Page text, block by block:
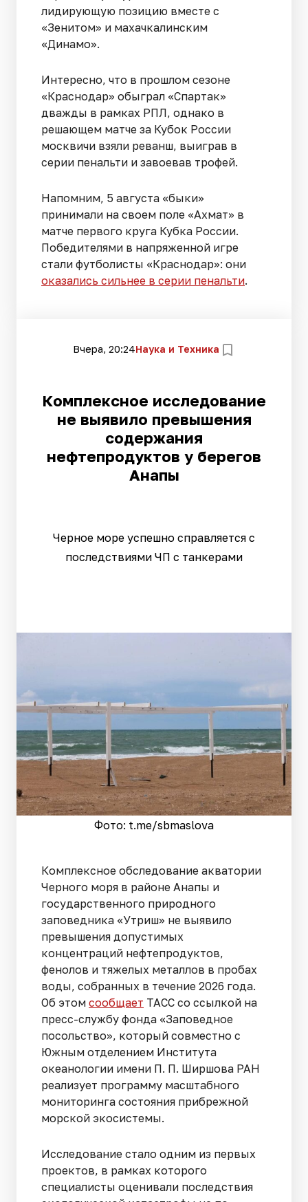
лидирующую позицию вместе с
«Зенитом» и махачкалинским
«Динамо».
Интересно, что в прошлом сезоне
«Краснодар» обыграл «Спартак»
дважды в рамках РПЛ, однако в
решающем матче за Кубок России
москвичи взяли реванш, выиграв в
серии пенальти и завоевав трофей.
Напомним, 5 августа «быки»
принимали на своем поле «Ахмат» в
матче первого круга Кубка России.
Победителями в напряженной игре
стали футболисты «Краснодар»: они
оказались сильнее в серии пенальти.
Вчера, 20:24Наука и Техника
Комплексное исследование
не выявило превышения
содержания
нефтепродуктов у берегов
Анапы
Черное море успешно справляется с
последствиями ЧП с танкерами
Фото: t.me/sbmaslova
Комплексное обследование акватории
Черного моря в районе Анапы и
государственного природного
заповедника «Утриш» не выявило
превышения допустимых
концентраций нефтепродуктов,
фенолов и тяжелых металлов в пробах
воды, собранных в течение 2026 года.
Об этом сообщает ТАСС со ссылкой на
пресс-службу фонда «Заповедное
посольство», который совместно с
Южным отделением Института
океанологии имени П. П. Ширшова РАН
реализует программу масштабного
мониторинга состояния прибрежной
морской экосистемы.
Исследование стало одним из первых
проектов, в рамках которого
специалисты оценивали последствия